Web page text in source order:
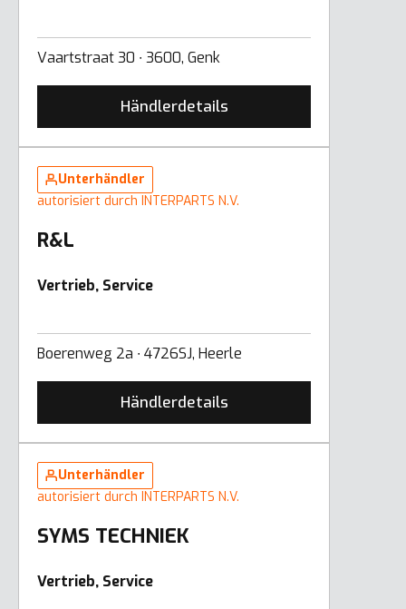
Vaartstraat 30 ∙ 3600, Genk
Händlerdetails
Unterhändler
autorisiert durch INTERPARTS N.V.
R&L
Vertrieb, Service
Boerenweg 2a ∙ 4726SJ, Heerle
Händlerdetails
Unterhändler
autorisiert durch INTERPARTS N.V.
SYMS TECHNIEK
Vertrieb, Service